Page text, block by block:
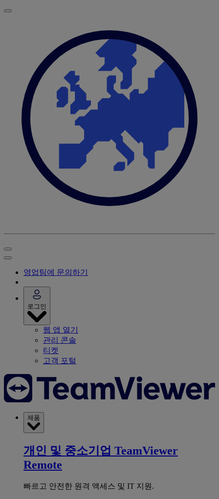
영업팀에 문의하기
로그인
웹 앱 열기
관리 콘솔
티켓
고객 포털
제품
개인 및 중소기업 TeamViewer
Remote
빠르고 안전한 원격 액세스 및 IT 지원.